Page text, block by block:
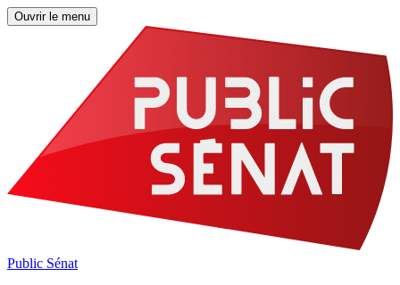
Ouvrir le menu
Public Sénat